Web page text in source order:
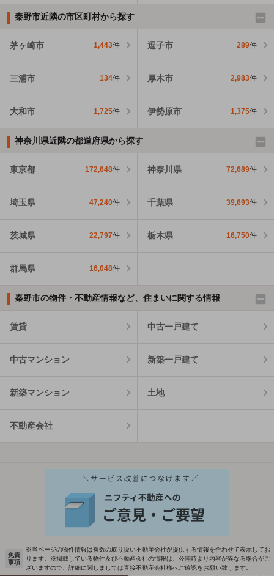
秦野市近隣の市区町村から探す
茅ヶ崎市 1,443件 逗子市 289件
三浦市 134件 厚木市 2,983件
大和市 1,725件 伊勢原市 1,375件
神奈川県近隣の都道府県から探す
東京都 172,648件 神奈川県 72,689件
埼玉県 47,240件 千葉県 39,693件
茨城県 22,797件 栃木県 16,750件
群馬県 16,048件
秦野市の物件・不動産情報など、住まいに関する情報
賃貸 中古一戸建て
中古マンション 新築一戸建て
新築マンション 土地
不動産会社
免責
事項
※当ページの物件情報は複数の取り扱い不動産会社が提供する情報を合わせて表示してお
ります。※掲載している物件及び不動産会社の情報は、公開時より内容が異なる場合がご
ざいますので、詳細に関しましては直接不動産会社様へご確認をお願い致します。